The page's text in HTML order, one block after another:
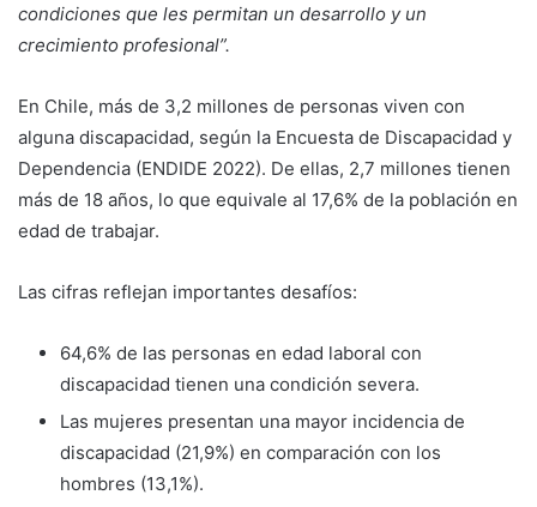
condiciones que les permitan un desarrollo y un
crecimiento profesional”.
En Chile, más de 3,2 millones de personas viven con
alguna discapacidad, según la Encuesta de Discapacidad y
Dependencia (ENDIDE 2022). De ellas, 2,7 millones tienen
más de 18 años, lo que equivale al 17,6% de la población en
edad de trabajar.
Las cifras reflejan importantes desafíos:
64,6% de las personas en edad laboral con
discapacidad tienen una condición severa.
Las mujeres presentan una mayor incidencia de
discapacidad (21,9%) en comparación con los
hombres (13,1%).